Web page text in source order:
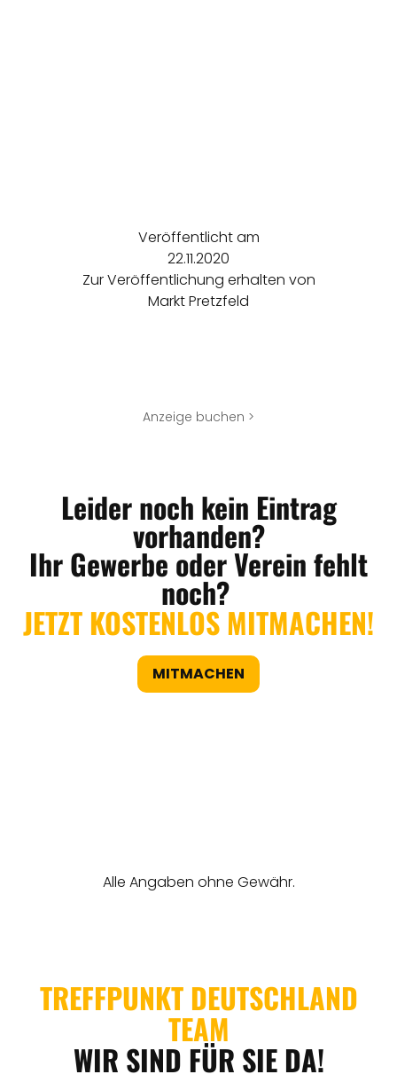
Veröffentlicht am
22.11.2020
Zur Veröffentlichung erhalten von
Markt Pretzfeld
Anzeige buchen >
Leider noch kein Eintrag
vorhanden?
Ihr Gewerbe oder Verein fehlt
noch?
JETZT KOSTENLOS MITMACHEN!
MITMACHEN